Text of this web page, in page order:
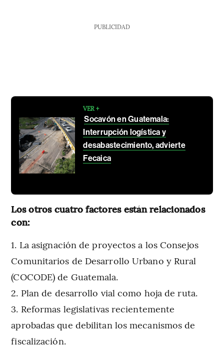
PUBLICIDAD
VER +
Socavón en Guatemala:
Interrupción logística y
desabastecimiento, advierte
Fecaica
Los otros cuatro factores están relacionados
con:
La asignación de proyectos a los Consejos
Comunitarios de Desarrollo Urbano y Rural
(COCODE) de Guatemala.
Plan de desarrollo vial como hoja de ruta.
Reformas legislativas recientemente
aprobadas que debilitan los mecanismos de
fiscalización.